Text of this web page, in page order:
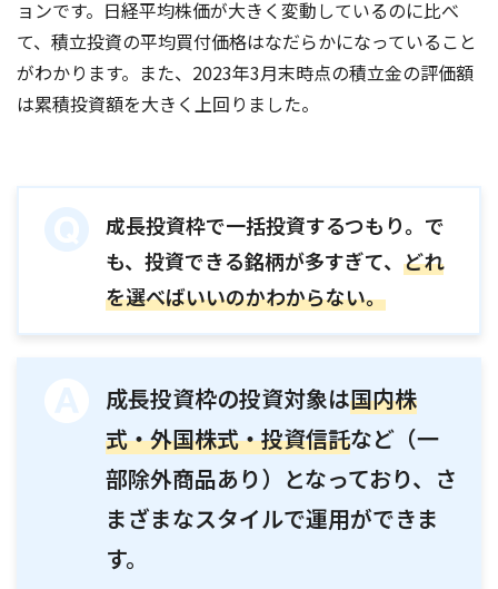
ョンです。日経平均株価が大きく変動しているのに比べ
て、積立投資の平均買付価格はなだらかになっていること
がわかります。また、2023年3月末時点の積立金の評価額
は累積投資額を大きく上回りました。
成長投資枠で一括投資するつもり。で
も、投資できる銘柄が多すぎて、 どれ
を選べばいいのかわからない。
成長投資枠の投資対象は国内株
式・外国株式・投資信託など（一
部除外商品あり）となっており、さ
まざまなスタイルで運用ができま
す。